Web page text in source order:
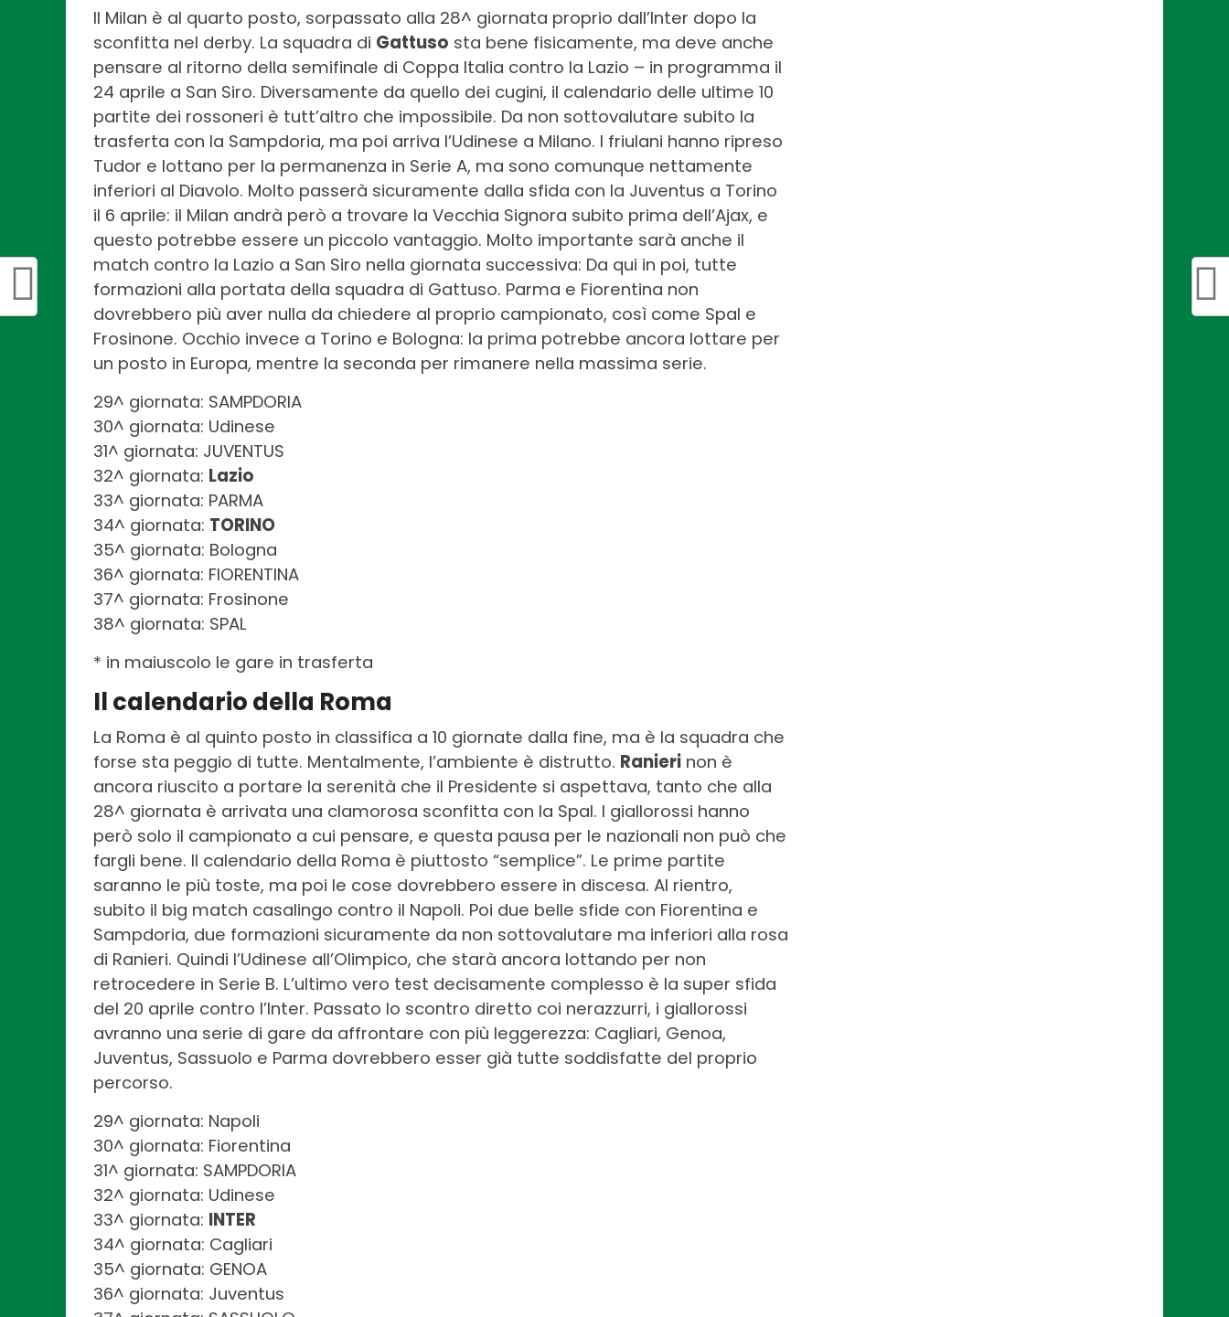
Il Milan è al quarto posto, sorpassato alla 28^ giornata proprio dall’Inter dopo la
sconfitta nel derby. La squadra di Gattuso sta bene fisicamente, ma deve anche
pensare al ritorno della semifinale di Coppa Italia contro la Lazio – in programma il
24 aprile a San Siro. Diversamente da quello dei cugini, il calendario delle ultime 10
partite dei rossoneri è tutt’altro che impossibile. Da non sottovalutare subito la
trasferta con la Sampdoria, ma poi arriva l’Udinese a Milano. I friulani hanno ripreso
Tudor e lottano per la permanenza in Serie A, ma sono comunque nettamente
inferiori al Diavolo. Molto passerà sicuramente dalla sfida con la Juventus a Torino
il 6 aprile: il Milan andrà però a trovare la Vecchia Signora subito prima dell’Ajax, e
questo potrebbe essere un piccolo vantaggio. Molto importante sarà anche il
match contro la Lazio a San Siro nella giornata successiva: Da qui in poi, tutte
formazioni alla portata della squadra di Gattuso. Parma e Fiorentina non
dovrebbero più aver nulla da chiedere al proprio campionato, così come Spal e
Frosinone. Occhio invece a Torino e Bologna: la prima potrebbe ancora lottare per
un posto in Europa, mentre la seconda per rimanere nella massima serie.
29^ giornata: SAMPDORIA
30^ giornata: Udinese
31^ giornata: JUVENTUS
32^ giornata: Lazio
33^ giornata: PARMA
34^ giornata: TORINO
35^ giornata: Bologna
36^ giornata: FIORENTINA
37^ giornata: Frosinone
38^ giornata: SPAL
* in maiuscolo le gare in trasferta
Il calendario della Roma
La Roma è al quinto posto in classifica a 10 giornate dalla fine, ma è la squadra che
forse sta peggio di tutte. Mentalmente, l’ambiente è distrutto. Ranieri non è
ancora riuscito a portare la serenità che il Presidente si aspettava, tanto che alla
28^ giornata è arrivata una clamorosa sconfitta con la Spal. I giallorossi hanno
però solo il campionato a cui pensare, e questa pausa per le nazionali non può che
fargli bene. Il calendario della Roma è piuttosto “semplice”. Le prime partite
saranno le più toste, ma poi le cose dovrebbero essere in discesa. Al rientro,
subito il big match casalingo contro il Napoli. Poi due belle sfide con Fiorentina e
Sampdoria, due formazioni sicuramente da non sottovalutare ma inferiori alla rosa
di Ranieri. Quindi l’Udinese all’Olimpico, che starà ancora lottando per non
retrocedere in Serie B. L’ultimo vero test decisamente complesso è la super sfida
del 20 aprile contro l’Inter. Passato lo scontro diretto coi nerazzurri, i giallorossi
avranno una serie di gare da affrontare con più leggerezza: Cagliari, Genoa,
Juventus, Sassuolo e Parma dovrebbero esser già tutte soddisfatte del proprio
percorso.
29^ giornata: Napoli
30^ giornata: Fiorentina
31^ giornata: SAMPDORIA
32^ giornata: Udinese
33^ giornata: INTER
34^ giornata: Cagliari
35^ giornata: GENOA
36^ giornata: Juventus